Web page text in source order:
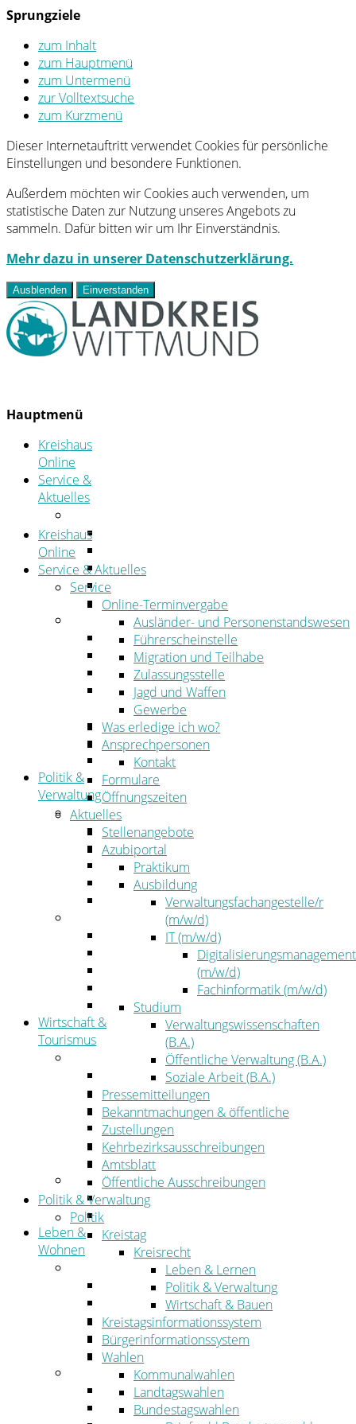
Sprungziele
zum Inhalt
zum Hauptmenü
zum Untermenü
zur Volltextsuche
zum Kurzmenü
Dieser Internetauftritt verwendet Cookies für persönliche
Einstellungen und besondere Funktionen.
Außerdem möchten wir Cookies auch verwenden, um
statistische Daten zur Nutzung unseres Angebots zu
sammeln. Dafür bitten wir um Ihr Einverständnis.
Mehr dazu in unserer Datenschutzerklärung.
Ausblenden Einverstanden
Hauptmenü
Kreishaus
Online
Service &
Aktuelles
Ansprechpersonen
Formulare
Öffnungszeiten
Aktuelles
Stellenangebote
Azubiportal
Pressemitteilungen
Bekanntmachungen & öffentliche
Zustellungen
Kehrbezirksausschreibungen
Amtsblatt
Öffentliche Ausschreibungen
Politik &
Verwaltung
Politik
Kreistag
Kreistagsinformationssystem
Bürgerinformationssystem
Wahlen
Der Landrat
Kommunalaufsicht
Zahlen, Daten, Fakten
Wirtschaft &
Tourismus
Wirtschaftsförderung
Gewerbeflächen und Unternehmen
Arbeitgeberservice
Mobilfunk & Breitband
Straßen- und Radwegebau
Landwirtschaft
Tourismus
Freizeit und Urlaub im Landkreis
Veranstaltungen
Leben &
Wohnen
Migration
Schulen, Bildung, Sport und Kultur
Soziales
Gesundheit
Jugend, Familie und Senioren
Bauen und Planen
Abfall
Kreishaus
Online
Service & Aktuelles
Service
Online-Terminvergabe
Ausländer- und Personenstandswesen
Führerscheinstelle
Migration und Teilhabe
Zulassungsstelle
Jagd und Waffen
Gewerbe
Was erledige ich wo?
Ansprechpersonen
Kontakt
Formulare
Öffnungszeiten
Aktuelles
Stellenangebote
Azubiportal
Praktikum
Ausbildung
Verwaltungsfachangestelle/r
(m/w/d)
IT (m/w/d)
Digitalisierungsmanagement
(m/w/d)
Fachinformatik (m/w/d)
Studium
Verwaltungswissenschaften
(B.A.)
Öffentliche Verwaltung (B.A.)
Soziale Arbeit (B.A.)
Pressemitteilungen
Bekanntmachungen & öffentliche
Zustellungen
Kehrbezirksausschreibungen
Amtsblatt
Öffentliche Ausschreibungen
Politik & Verwaltung
Politik
Kreistag
Kreisrecht
Leben & Lernen
Politik & Verwaltung
Wirtschaft & Bauen
Kreistagsinformationssystem
Bürgerinformationssystem
Wahlen
Kommunalwahlen
Landtagswahlen
Bundestagswahlen